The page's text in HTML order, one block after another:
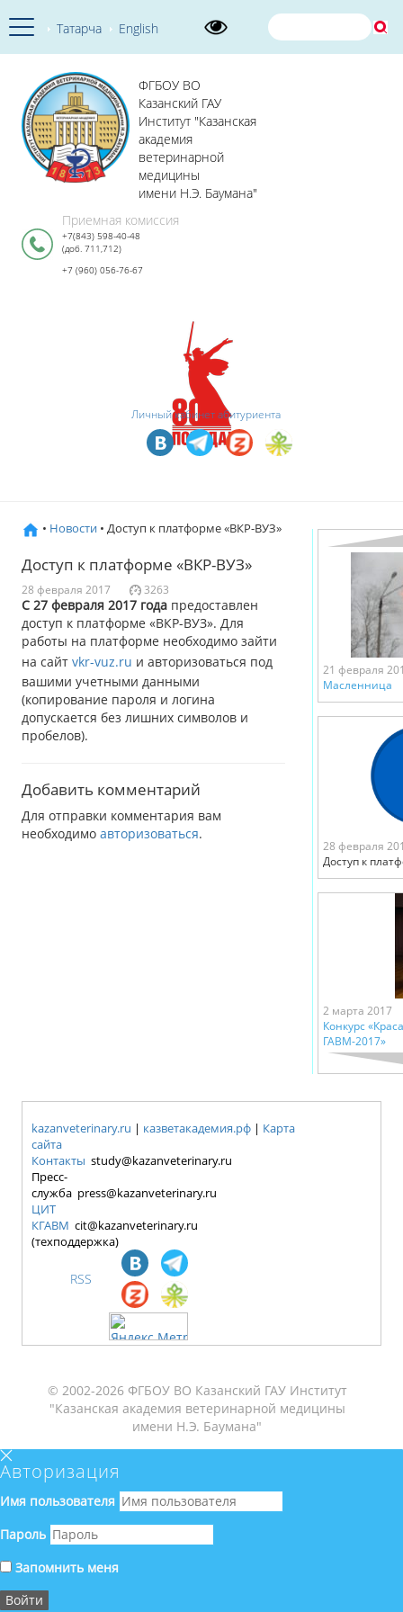
Татарча English
ФГБОУ ВО
Казанский ГАУ
Институт "Казанская
академия
ветеринарной
медицины
имени Н.Э. Баумана"
Приемная комиссия
+7(843) 598-40-48
(доб. 711,712)
+7 (960) 056-76-67
Личный кабинет абитуриента
• Новости • Доступ к платформе «ВКР-ВУЗ»
Доступ к платформе «ВКР-ВУЗ»
28 февраля 2017 3263
С 27 февраля 2017 года предоставлен
доступ к платформе «ВКР-ВУЗ». Для
работы на платформе необходимо зайти
на сайт vkr-vuz.ru и авторизоваться под
вашими учетными данными
(копирование пароля и логина
допускается без лишних символов и
пробелов).
Добавить комментарий
Для отправки комментария вам
необходимо авторизоваться.
21 февраля
Масленница
28 февраля
Доступ к
2 марта 2017
Конкурс
ГАВМ-2017»
kazanveterinary.ru | казветакадемия.рф | Карта
сайта
Контакты study@kazanveterinary.ru
Пресс-
служба press@kazanveterinary.ru
ЦИТ
КГАВМ cit@kazanveterinary.ru
(техподдержка)
RSS
© 2002-2026 ФГБОУ ВО Казанский ГАУ Институт
"Казанская академия ветеринарной медицины
имени Н.Э. Баумана"
Авторизация
Имя пользователя
Пароль
Запомнить меня